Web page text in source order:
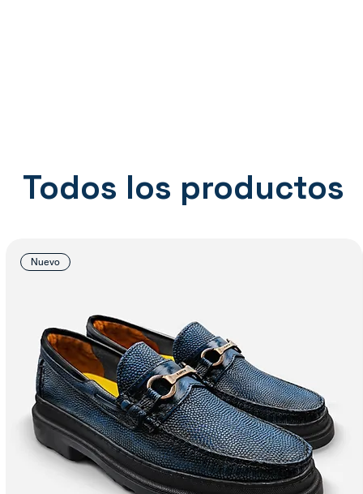
Todos los productos
Nuevo